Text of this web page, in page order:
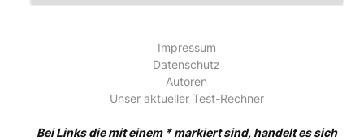
Impressum
Datenschutz
Autoren
Unser aktueller Test-Rechner
Bei Links die mit einem * markiert sind, handelt es sich